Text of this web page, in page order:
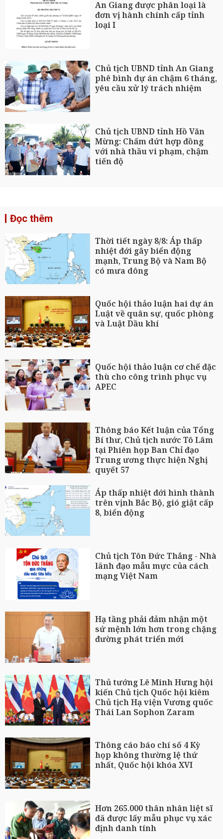
An Giang được phân loại là
đơn vị hành chính cấp tỉnh
loại I
Chủ tịch UBND tỉnh An Giang
phê bình dự án chậm 6 tháng,
yêu cầu xử lý trách nhiệm
Chủ tịch UBND tỉnh Hồ Văn
Mừng: Chấm dứt hợp đồng
với nhà thầu vi phạm, chậm
tiến độ
Đọc thêm
Thời tiết ngày 8/8: Áp thấp
nhiệt đới gây biển động
mạnh, Trung Bộ và Nam Bộ
có mưa dông
Quốc hội thảo luận hai dự án
Luật về quân sự, quốc phòng
và Luật Dầu khí
Quốc hội thảo luận cơ chế đặc
thù cho công trình phục vụ
APEC
Thông báo Kết luận của Tổng
Bí thư, Chủ tịch nước Tô Lâm
tại Phiên họp Ban Chỉ đạo
Trung ương thực hiện Nghị
quyết 57
Áp thấp nhiệt đới hình thành
trên vịnh Bắc Bộ, gió giật cấp
8, biển động
Chủ tịch Tôn Đức Thắng - Nhà
lãnh đạo mẫu mực của cách
mạng Việt Nam
Hạ tầng phải đảm nhận một
sứ mệnh lớn hơn trong chặng
đường phát triển mới
Thủ tướng Lê Minh Hưng hội
kiến Chủ tịch Quốc hội kiêm
Chủ tịch Hạ viện Vương quốc
Thái Lan Sophon Zaram
Thông cáo báo chí số 4 Kỳ
họp không thường lệ thứ
nhất, Quốc hội khóa XVI
Hơn 265.000 thân nhân liệt sĩ
đã được lấy mẫu phục vụ xác
định danh tính